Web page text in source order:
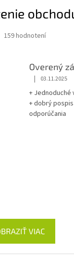
159 hodnotení
Overený
| 03.11.2025
+ Jednoduché
+ dobrý
odporúčania
VIAC